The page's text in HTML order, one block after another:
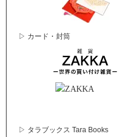
▷ カード・封筒
▷ タラブックス Tara Books